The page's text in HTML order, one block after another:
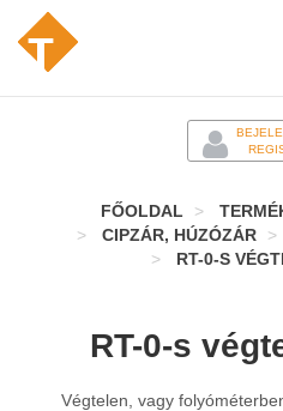
FŐOLDAL
CIPZÁR, HÚZÓZÁR
RT-0-S
RT-0-s
Végtelen, vagy